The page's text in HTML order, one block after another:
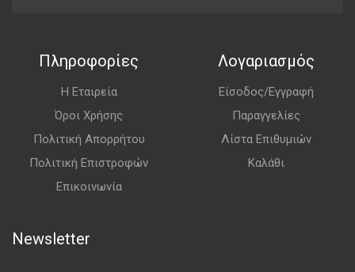
Πληροφορίες
Η Εταιρεία
Όροι Χρήσης
Πολιτική Απορρήτου
Πολιτική Επιστροφών
Επικοινωνία
Λογαριασμός
Είσοδος/Εγγραφή
Παραγγελίες
Λίστα Επιθυμιών
Καλάθι
Newsletter